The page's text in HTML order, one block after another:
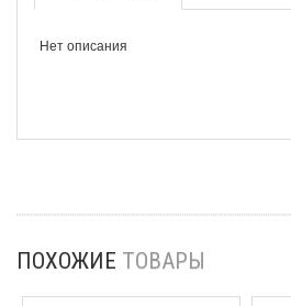
Нет описания
ПОХОЖИЕ ТОВАРЫ